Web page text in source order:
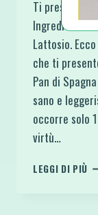
Ti presento
Ingredienti
Lattosio.
che ti
Pan di
sano e
occorre solo
virtù…
LEGGI DI PIÙ